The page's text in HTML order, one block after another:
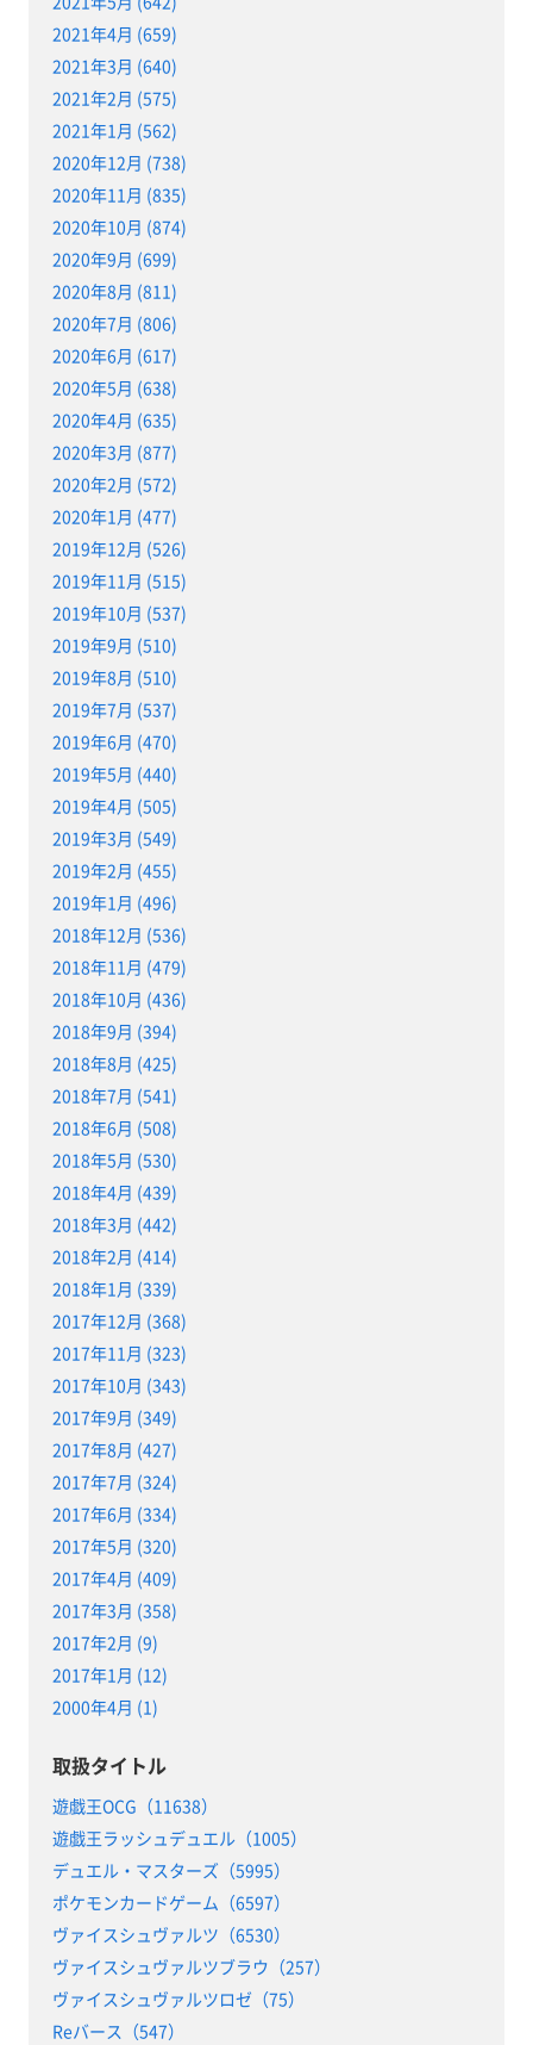
2021年4月 (659)
2021年3月 (640)
2021年2月 (575)
2021年1月 (562)
2020年12月 (738)
2020年11月 (835)
2020年10月 (874)
2020年9月 (699)
2020年8月 (811)
2020年7月 (806)
2020年6月 (617)
2020年5月 (638)
2020年4月 (635)
2020年3月 (877)
2020年2月 (572)
2020年1月 (477)
2019年12月 (526)
2019年11月 (515)
2019年10月 (537)
2019年9月 (510)
2019年8月 (510)
2019年7月 (537)
2019年6月 (470)
2019年5月 (440)
2019年4月 (505)
2019年3月 (549)
2019年2月 (455)
2019年1月 (496)
2018年12月 (536)
2018年11月 (479)
2018年10月 (436)
2018年9月 (394)
2018年8月 (425)
2018年7月 (541)
2018年6月 (508)
2018年5月 (530)
2018年4月 (439)
2018年3月 (442)
2018年2月 (414)
2018年1月 (339)
2017年12月 (368)
2017年11月 (323)
2017年10月 (343)
2017年9月 (349)
2017年8月 (427)
2017年7月 (324)
2017年6月 (334)
2017年5月 (320)
2017年4月 (409)
2017年3月 (358)
2017年2月 (9)
2017年1月 (12)
2000年4月 (1)
取扱タイトル
遊戯王OCG（11638）
遊戯王ラッシュデュエル（1005）
デュエル・マスターズ（5995）
ポケモンカードゲーム（6597）
ヴァイスシュヴァルツ（6530）
ヴァイスシュヴァルツブラウ（257）
ヴァイスシュヴァルツロゼ（75）
Reバース（547）